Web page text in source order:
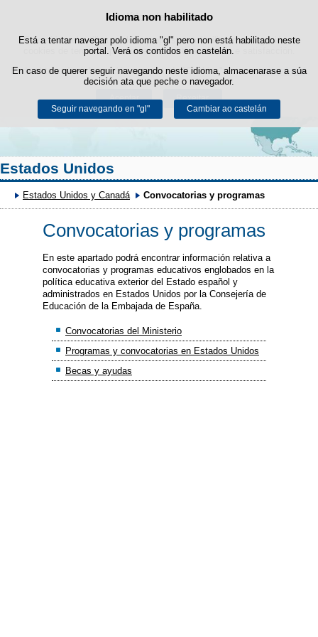
Política de cookies
Este sitio web utiliza cookies propias para facilitar a navegación e
cookies de terceiros para obter estatísticas de uso e satisfacción.
Pode obter máis información no apartado "Cookies" do nosoaviso legal.
Aceptar Rexeitar
Idioma non habilitado
Está a tentar navegar polo idioma "gl" pero non está habilitado neste
portal. Verá os contidos en castelán.
En caso de querer seguir navegando neste idioma, almacenarase a súa
decisión ata que peche o navegador.
Seguir navegando en "gl" Cambiar ao castelán
Saltar ao contido
Estados Unidos
Estados Unidos y Canadá Convocatorias y programas
Convocatorias y programas
En este apartado podrá encontrar información relativa a
convocatorias y programas educativos englobados en la
política educativa exterior del Estado español y
administrados en Estados Unidos por la Consejería de
Educación de la Embajada de España.
Convocatorias del Ministerio
Programas y convocatorias en Estados Unidos
Becas y ayudas